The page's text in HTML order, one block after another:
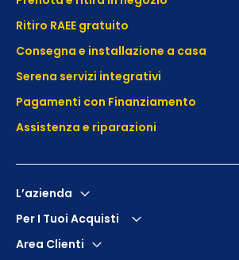
Ritiro RAEE gratuito
Consegna e installazione a casa
Serena servizi integrativi
Pagamenti con Finanziamento
Assistenza e riparazioni
L’azienda
Per I Tuoi Acquisti
Area Clienti